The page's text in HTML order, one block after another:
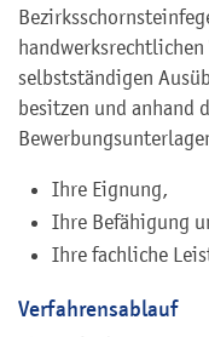
selbstständigen
besitzen und anhand
Ihre Eignung,
Ihre Befähigung
Ihre fachliche
Verfahrensablauf